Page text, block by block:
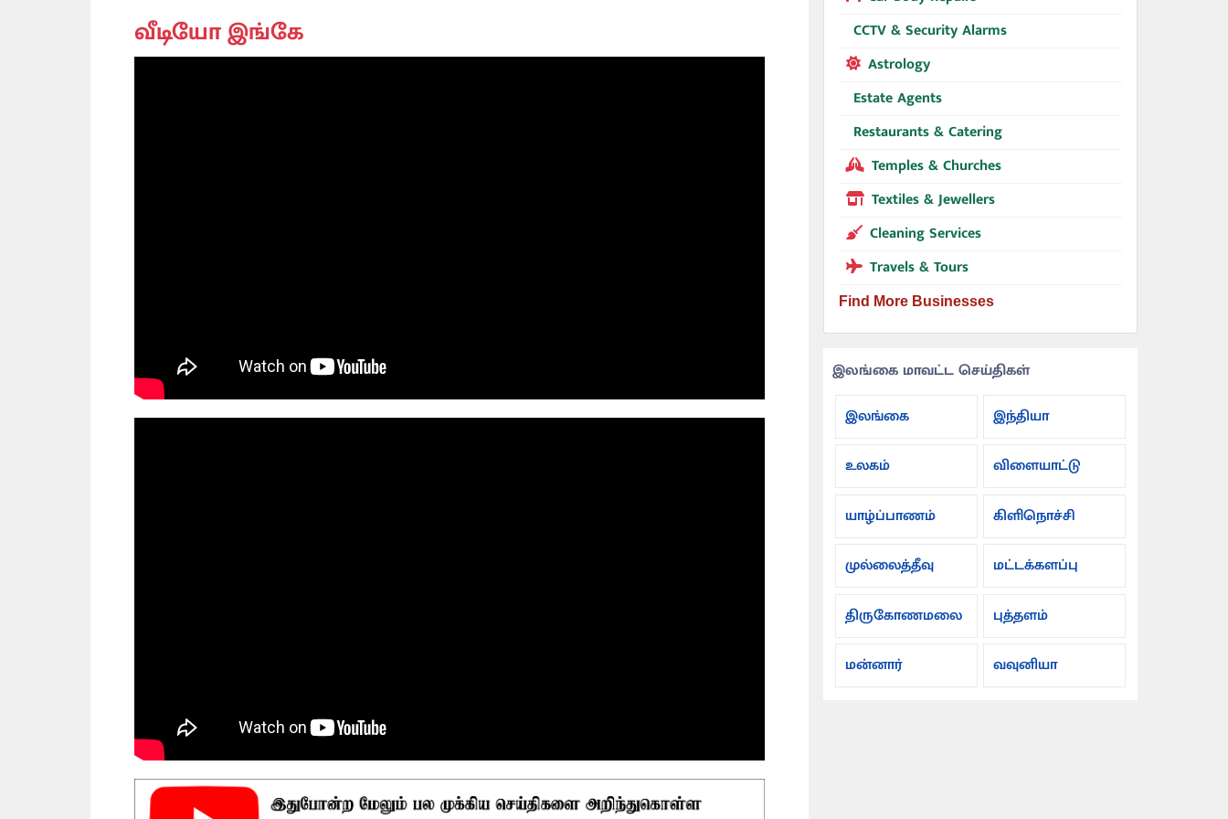
வீடியோ இங்கே
CCTV & Security Alarms
Astrology
Estate Agents
Restaurants & Catering
Temples & Churches
Textiles & Jewellers
Cleaning Services
Travels & Tours
Find More Businesses
இலங்கை மாவட்ட செய்திகள்
இலங்கை
இந்தியா
உலகம் விளையாட்டு
யாழ்ப்பாணம் கிளிநொச்சி
முல்லைத்தீவு மட்டக்களப்பு
திருகோணமலை புத்தளம்
மன்னார் வவுனியா